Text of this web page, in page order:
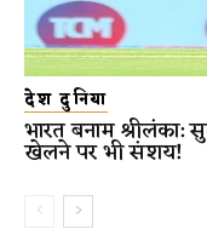
देश दुनिया
भारत बनाम
खेलने पर भी संशय!